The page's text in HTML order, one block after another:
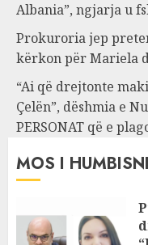
Albania”, ngjarja u
Prokuroria jep
kërkon për Mariela
“Ai që drejtonte
Çelën”, dëshmia e
PERSONAT që e
MOS I HUMBISNI